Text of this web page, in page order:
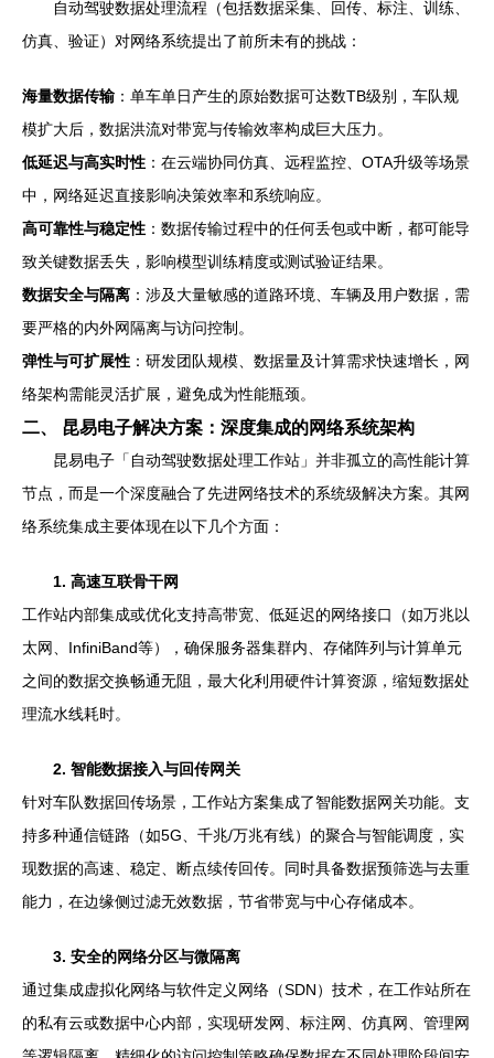
自动驾驶数据处理流程（包括数据采集、回传、标注、训练、
仿真、验证）对网络系统提出了前所未有的挑战：
海量数据传输 ：单车单日产生的原始数据可达数TB级别，车队规
模扩大后，数据洪流对带宽与传输效率构成巨大压力。
低延迟与高实时性 ：在云端协同仿真、远程监控、OTA升级等场景
中，网络延迟直接影响决策效率和系统响应。
高可靠性与稳定性 ：数据传输过程中的任何丢包或中断，都可能导
致关键数据丢失，影响模型训练精度或测试验证结果。
数据安全与隔离 ：涉及大量敏感的道路环境、车辆及用户数据，需
要严格的内外网隔离与访问控制。
弹性与可扩展性 ：研发团队规模、数据量及计算需求快速增长，网
络架构需能灵活扩展，避免成为性能瓶颈。
二、 昆易电子解决方案：深度集成的网络系统架构
昆易电子「自动驾驶数据处理工作站」并非孤立的高性能计算
节点，而是一个深度融合了先进网络技术的系统级解决方案。其网
络系统集成主要体现在以下几个方面：
1. 高速互联骨干网
工作站内部集成或优化支持高带宽、低延迟的网络接口（如万兆以
太网、InfiniBand等），确保服务器集群内、存储阵列与计算单元
之间的数据交换畅通无阻，最大化利用硬件计算资源，缩短数据处
理流水线耗时。
2. 智能数据接入与回传网关
针对车队数据回传场景，工作站方案集成了智能数据网关功能。支
持多种通信链路（如5G、千兆/万兆有线）的聚合与智能调度，实
现数据的高速、稳定、断点续传回传。同时具备数据预筛选与去重
能力，在边缘侧过滤无效数据，节省带宽与中心存储成本。
3. 安全的网络分区与微隔离
通过集成虚拟化网络与软件定义网络（SDN）技术，在工作站所在
的私有云或数据中心内部，实现研发网、标注网、仿真网、管理网